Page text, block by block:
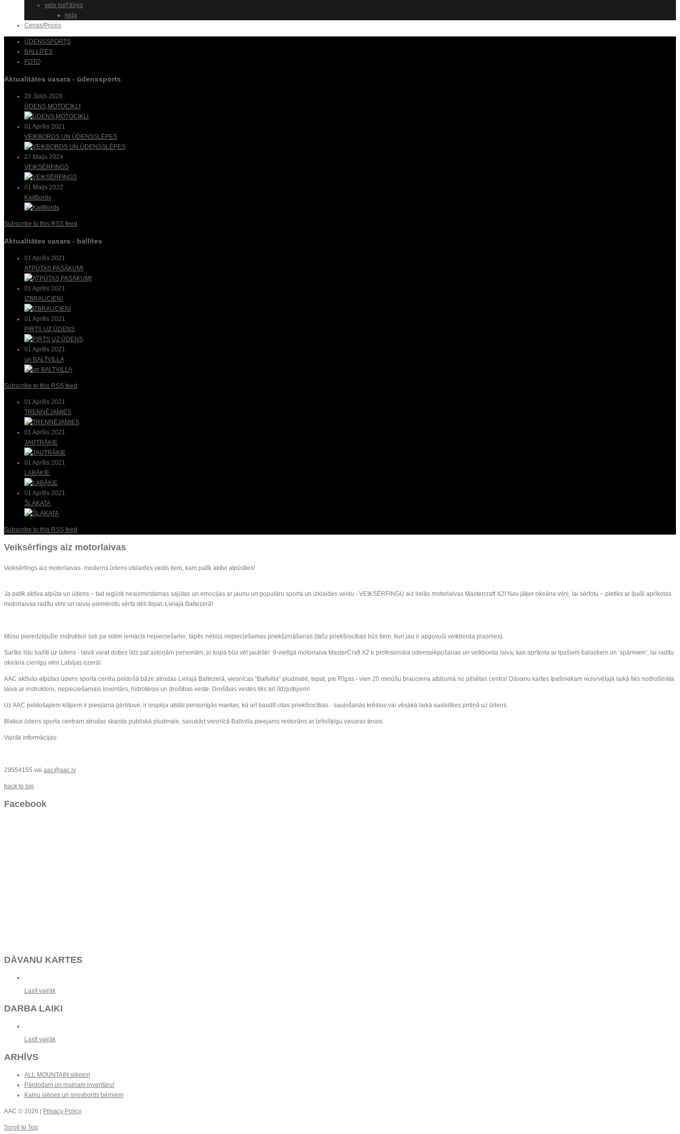
velo surf tūres
nida
Cenas/Prices
ŪDENSSPORTS
BALLĪTES
FOTO
Aktualitātes vasara - ūdenssports
28 Jūlijs 2026
ŪDENS MOTOCIKLI
01 Aprīlis 2021
VEIKBORDS UN ŪDENSSLĒPES
27 Maijs 2024
VEIKSĒRFINGS
01 Maijs 2022
KaitBords
Subscribe to this RSS feed
Aktualitātes vasara - ballītes
01 Aprīlis 2021
ATPŪTAS PASĀKUMI
01 Aprīlis 2021
IZBRAUCIENI
01 Aprīlis 2021
PIRTS UZ ŪDENS
01 Aprīlis 2021
un BALTVILLA
Subscribe to this RSS feed
01 Aprīlis 2021
TRENNĒJAMIES
01 Aprīlis 2021
JAUTRĀKIE
01 Aprīlis 2021
LABĀKIE
01 Aprīlis 2021
ŠĻAKATA
Subscribe to this RSS feed
Veiksērfings aiz motorlaivas
Veiksērfings aiz motorlaivas- moderns ūdens izklaides veids tiem, kam patīk aktīvi atpūsties!
Ja patīk aktīva atpūta un ūdens – tad iegūsti neaizmirstamas sajūtas un emocijas ar jaunu un populāru sporta un izklaides veidu - VEIKSĒRFINGU aiz lielās motorlaivas Mastercraft X2! Nav jāķer okeāna viļņi, lai sērfotu – pietiks ar īpaši aprīkotas
motorlaivas radītu vilni un laivai piemērotu sērfa dēli tepat, Lielajā Baltezerā!
Mūsu pieredzējušie instruktori soli pa solim iemācīs nepieciešamo, tāpēc nebūs nepieciešamas priekšzināšanas (taču priekšrocības būs tiem, kuri jau ir apguvuši veikborda prasmes).
Sarīko īstu ballīti uz ūdens - laivā varat doties līdz pat astoņām personām, jo kopā būs vēl jautrāk! 9-vietīgā motorlaiva MasterCraft X2 ir profesionāla ūdensslēpošanas un veikborda laiva, kas aprīkota ar īpašiem balastiem un ‘spārniem’, lai radītu
okeāna cienīgu vilni Latvijas ezerā!
AAC aktīvās atpūtas ūdens sporta centra peldošā bāze atrodas Lielajā Baltezerā, viesnīcas “Baltvilla” pludmalē, tepat, pie Rīgas - vien 20 minūšu brauciena attālumā no pilsētas centra! Dāvanu kartes īpašniekam rezervētajā laikā tiks nodrošināta
laiva ar instruktoru, nepieciešamais inventārs, hidrotērps un drošības veste. Drošības vestes tiks arī līdzjutējiem!
Uz AAC peldošajiem klājiem ir pieejama ģērbtuve, ir iespēja atstāt personīgās mantas, kā arī baudīt citas priekšrocības - sauļošanās krēslus vai vēsākā laikā sasildīties pirtiņā uz ūdens.
Blakus ūdens sporta centram atrodas skaista publiskā pludmale, savukārt viesnīcā Baltvilla pieejams restorāns ar brīnišķīgu vasaras terasi.
Vairāk informācijas:
29554155 vai aac@aac.lv
back to top
Facebook
DĀVANU KARTES
Lasīt vairāk
DARBA LAIKI
Lasīt vairāk
ARHĪVS
ALL MOUNTAIN slēpes!
Pārdodam un mainam inventāru!
Kalnu slēpes un snovbords bērniem
AAC © 2026 | Privacy Policy
Scroll to Top